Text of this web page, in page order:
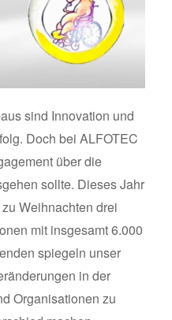
sind Innovation und
Doch bei ALFOTEC
über die
sollte. Dieses Jahr
Weihnachten drei
mit insgesamt 6.000
spiegeln unser
in der
Organisationen zu